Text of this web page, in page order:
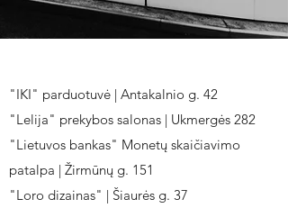
"IKI" parduotuvė | Antakalnio g. 42
"Lelija" prekybos salonas | Ukmergės 282
"Lietuvos bankas" Monetų skaičiavimo
patalpa | Žirmūnų g. 151
"Loro dizainas" | Šiaurės g. 37